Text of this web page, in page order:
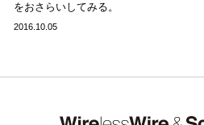
をおさらいしてみる。
2016.10.05